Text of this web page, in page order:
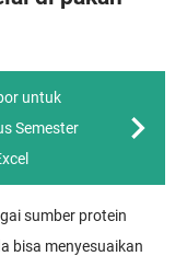
untuk
Semester
sumber protein
bisa menyesuaikan